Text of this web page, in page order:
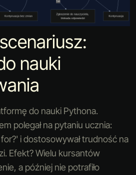
nauki
do nauki Pythona.
polegał na pytaniu ucznia:
i dostosowywał trudność na
Efekt? Wielu kursantów
a później nie potrafiło